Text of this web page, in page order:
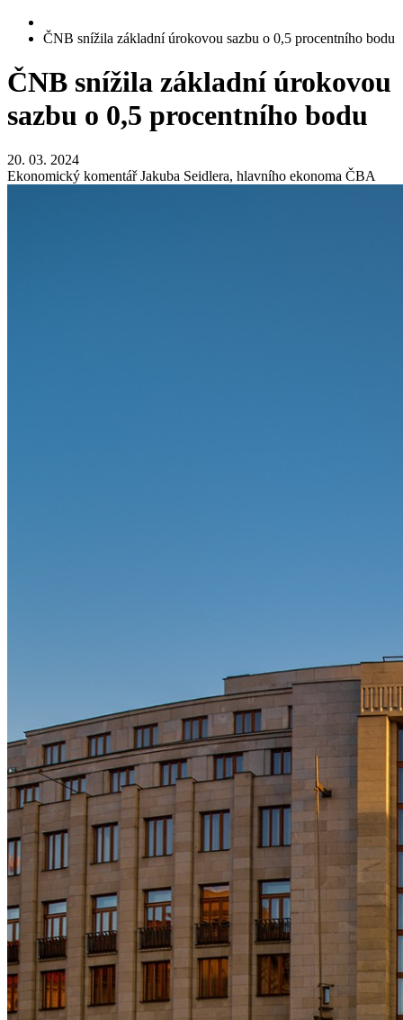
ČNB snížila základní úrokovou sazbu o 0,5 procentního bodu
ČNB snížila základní úrokovou
sazbu o 0,5 procentního bodu
20. 03. 2024
Ekonomický komentář Jakuba Seidlera, hlavního ekonoma ČBA